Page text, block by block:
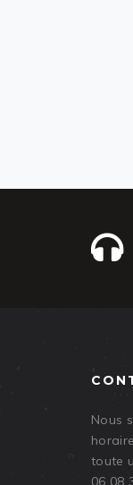
Nous
toute
06 08